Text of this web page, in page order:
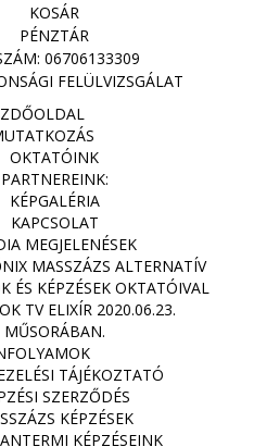
KOSÁR
PÉNZTÁR
06706133309
FELÜLVIZSGÁLAT
OKTATÓINK
PARTNEREINK:
KÉPGALÉRIA
KAPCSOLAT
MEGJELENÉSEK
MASSZÁZS ALTERNATÍV
ÉS KÉPZÉSEK OKTATÓIVAL
TV ELIXÍR 2020.06.23.
MŰSORÁBAN.
TÁJÉKOZTATÓ
SZERZŐDÉS
KÉPZÉSEK
KÉPZÉSEINK